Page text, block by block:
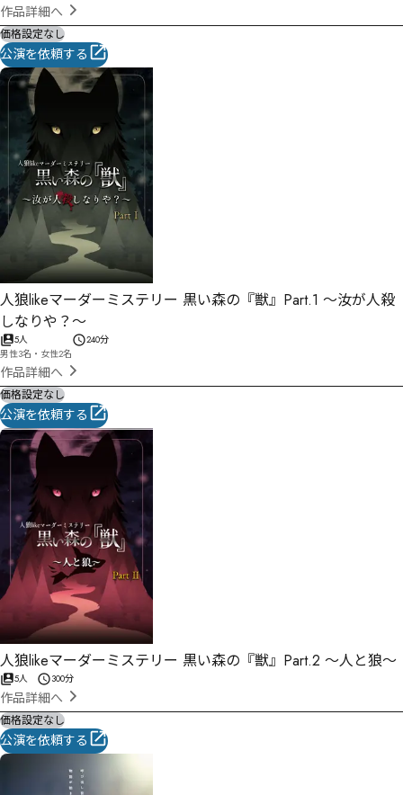
作品詳細へ
価格設定なし
公演を依頼する
人狼likeマーダーミステリー 黒い森の『獣』Part.1 〜汝が人殺
しなりや？〜
5人
男性3名・女性2名
240分
作品詳細へ
価格設定なし
公演を依頼する
人狼likeマーダーミステリー 黒い森の『獣』Part.2 〜人と狼〜
5人 300分
作品詳細へ
価格設定なし
公演を依頼する